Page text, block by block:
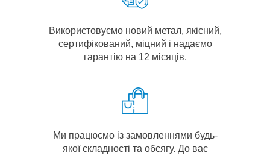
Використовуємо новий метал, якісний,
сертифікований, міцний і надаємо
гарантію на 12 місяців.
Ми працюємо із замовленнями будь-
якої складності та обсягу. До вас